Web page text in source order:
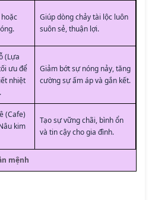
mệnh
Giúp dòng chảy tài lộc luôn
suôn sẻ, thuận lợi.
(Lựa
ưu để
nhiệt
Giảm bớt sự nóng nảy, tăng
cường sự ấm áp và gắn kết.
(Cafe)
kim
Tạo sự vững chãi, bình ổn
và tin cậy cho gia đình.